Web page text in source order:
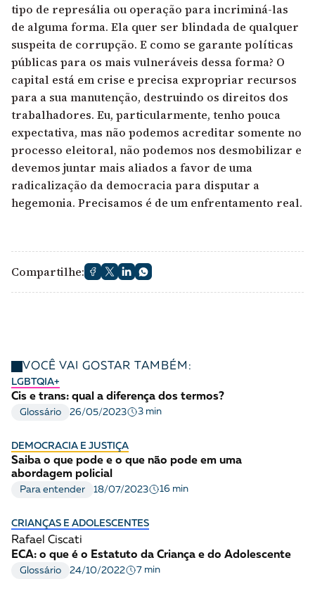
tipo de represália ou operação para incriminá-las
de alguma forma. Ela quer ser blindada de qualquer
suspeita de corrupção. E como se garante políticas
públicas para os mais vulneráveis dessa forma? O
capital está em crise e precisa expropriar recursos
para a sua manutenção, destruindo os direitos dos
trabalhadores. Eu, particularmente, tenho pouca
expectativa, mas não podemos acreditar somente no
processo eleitoral, não podemos nos desmobilizar e
devemos juntar mais aliados a favor de uma
radicalização da democracia para disputar a
hegemonia. Precisamos é de um enfrentamento real.
Compartilhe:
VOCÊ VAI GOSTAR TAMBÉM:
LGBTQIA+
Cis e trans: qual a diferença dos termos?
Glossário 26/05/2023 3 min
DEMOCRACIA E JUSTIÇA
Saiba o que pode e o que não pode em uma
abordagem policial
Para entender 18/07/2023 16 min
CRIANÇAS E ADOLESCENTES
Rafael Ciscati
ECA: o que é o Estatuto da Criança e do Adolescente
Glossário 24/10/2022 7 min